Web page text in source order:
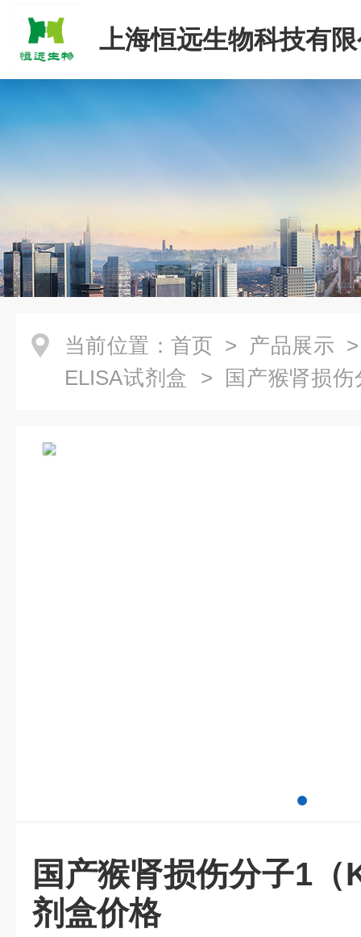
上海恒远生物科技有
当前位置： 首页 > 产品展示
ELISA试剂盒 > 国产猴肾损伤
国产猴肾损伤分子1
剂盒价格